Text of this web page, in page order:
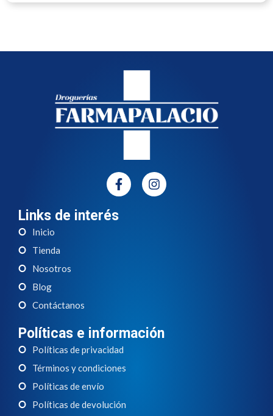
Links de interés
Inicio
Tienda
Nosotros
Blog
Contáctanos
Políticas e información
Políticas de privacidad
Términos y condiciones
Políticas de envío
Políticas de devolución